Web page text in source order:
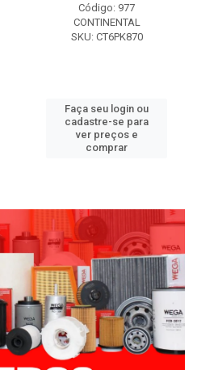
Código: 977
CONTINENTAL
SKU: CT6PK870
Faça seu login ou
cadastre-se para
ver preços e
comprar